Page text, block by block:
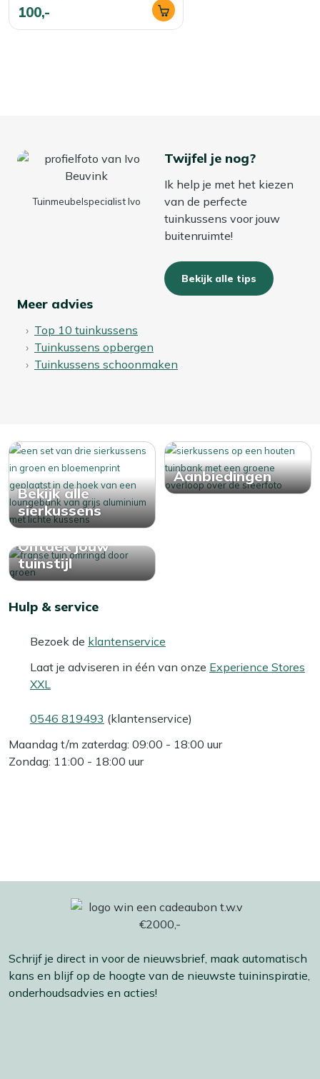
100,-
Tuinmeubelspecialist Ivo
Twijfel je nog?
Ik help je met het kiezen
van de perfecte
tuinkussens voor jouw
buitenruimte!
Bekijk alle tips
Meer advies
Top 10 tuinkussens
Tuinkussens opbergen
Tuinkussens schoonmaken
Bekijk alle
sierkussens
Aanbiedingen
Ontdek jouw
tuinstijl
Hulp & service
Bezoek de klantenservice
Laat je adviseren in één van onze Experience Stores
XXL
0546 819493 (klantenservice)
Maandag t/m zaterdag: 09:00 - 18:00 uur
Zondag: 11:00 - 18:00 uur
Schrijf je direct in voor de nieuwsbrief, maak automatisch
kans en blijf op de hoogte van de nieuwste tuininspiratie,
onderhoudsadvies en acties!